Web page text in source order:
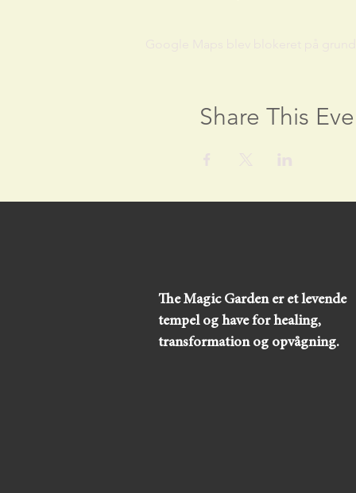
Share This
The Magic Garden er et levende
tempel og have for healing,
transformation og opvågning.